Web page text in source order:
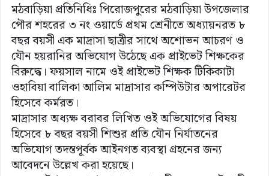
মঠবাড়িয়া প্রতিনিধিঃ পিরোজপুরের মঠবাড়িয়া উপজেলার
পৌর শহরের ৩ নং ওয়ার্ডে প্রথম শ্রেনীতে অধ্যায়নরত ৮
বছর বয়সী এক মাদ্রাসা ছাত্রীর সাথে অশোভন আচরণ ও
যৌন হয়রানির অভিযোগ উঠেছে এক প্রাইভেট শিক্ষকের
বিরুদ্ধে। ফয়সাল নামে ওই প্রাইভেট শিক্ষক টিকিকাটা
ওহাবিয়া বালিকা আলিম মাদ্রাসার কম্পিউটার অপারেটর
হিসেবে কর্মরত।
মাদ্রাসার অধ্যক্ষ বরাবর লিখিত ওই অভিযোগের বিষয়
হিসেবে ৮ বছর বয়সী শিশুর প্রতি যৌন নির্যাতনের
অভিযোগ তদন্তপূর্বক আইনগত ব্যবস্থা গ্রহনের জন্য
আবেদনে উল্লেখ করা হয়েছে।